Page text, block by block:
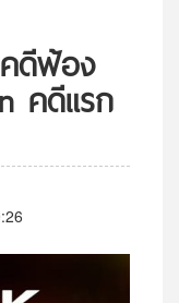
ดีฟ้อง
คดีแรก